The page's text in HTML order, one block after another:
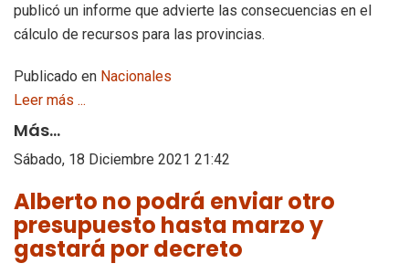
publicó un informe que advierte las consecuencias en el
cálculo de recursos para las provincias.
Publicado en Nacionales
Leer más ...
Más...
Sábado, 18 Diciembre 2021 21:42
Alberto no podrá enviar otro
presupuesto hasta marzo y
gastará por decreto